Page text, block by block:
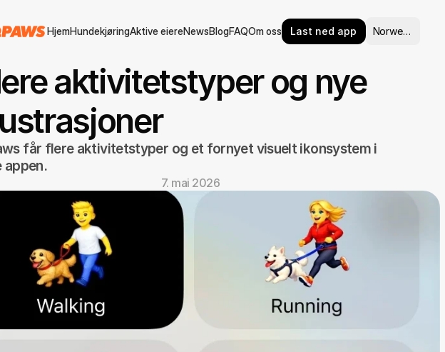
HjemHundekjøringAktive eiereNews FAQOm oss
Blog Last ned app
Select Language
Norwegian
aktivitetstyper og nye
får flere aktivitetstyper og et fornyet visuelt ikonsystem i
appen.
7. mai 2026